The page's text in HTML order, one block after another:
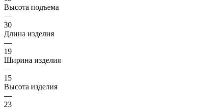
Высота подъема
—
30
Длина изделия
—
19
Ширина изделия
—
15
Высота изделия
—
23